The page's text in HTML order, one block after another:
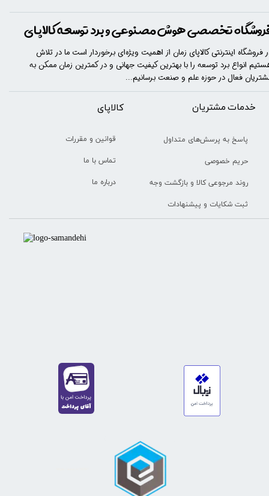
خدمات مشتریان
پاسخ به پرسش‌های متداول
حریم خصوصی
روند مرجوعی کالا و بازگشت وجه
ثبت شکایات و پیشنهادات
​​کالاپای
قوانین و مقررات
تماس با ما
درباره ما
تخصصی هوش مصنوعی و برد توسعه کالاپای
فروشگاه اینترنتی کالاپای زمان از اهمیت ویژه‌ای برخوردار است ما در تلاش
انواع برد توسعه را با​​​ بهترین کیفیت جهانی و در کمترین زمان ممکن به
فعال در حوزه علم و صنعت برسانیم...